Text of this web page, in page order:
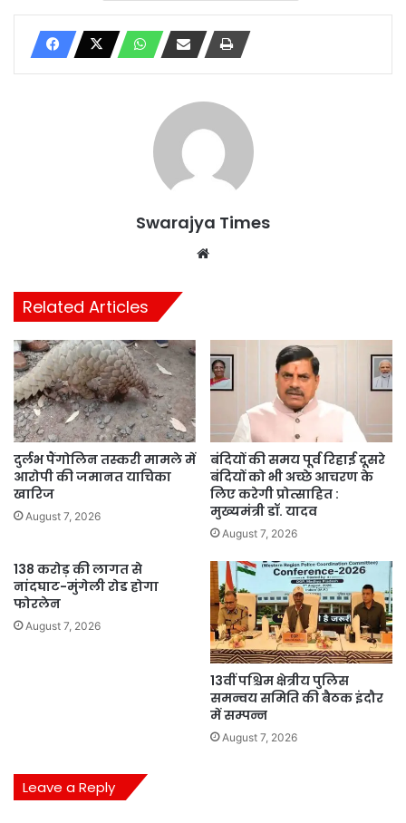
Swarajya Times
Related Articles
दुर्लभ पैंगोलिन तस्करी मामले में
आरोपी की जमानत याचिका
खारिज
August 7, 2026
बंदियों की समय पूर्व रिहाई दूसरे
बंदियों को भी अच्छे आचरण के
लिए करेगी प्रोत्साहित :
मुख्यमंत्री डॉ. यादव
August 7, 2026
138 करोड़ की लागत से
नांदघाट-मुंगेली रोड होगा
फोरलेन
August 7, 2026
13वीं पश्चिम क्षेत्रीय पुलिस
समन्वय समिति की बैठक इंदौर
में सम्पन्न
August 7, 2026
Leave a Reply